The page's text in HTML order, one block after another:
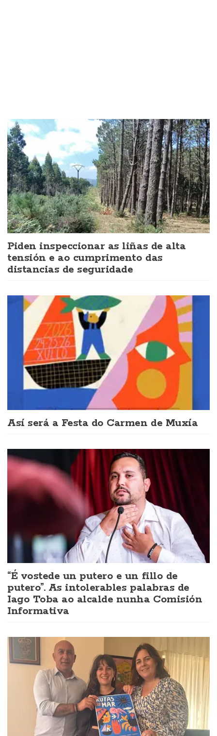
Piden inspeccionar as liñas de alta
tensión e ao cumprimento das
distancias de seguridade
Así será a Festa do Carmen de Muxía
“É vostede un putero e un fillo de
putero”. As intolerables palabras de
Iago Toba ao alcalde nunha Comisión
Informativa